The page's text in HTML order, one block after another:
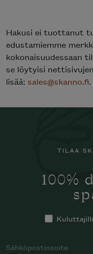
Hakusi ei tuottanut
edustamiemme
kokonaisuudessaan
se löytyisi
lisää: sales@skanno.fi.
TILAA
100%